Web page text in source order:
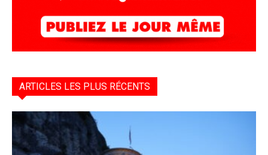
ARTICLES LES PLUS RÉCENTS